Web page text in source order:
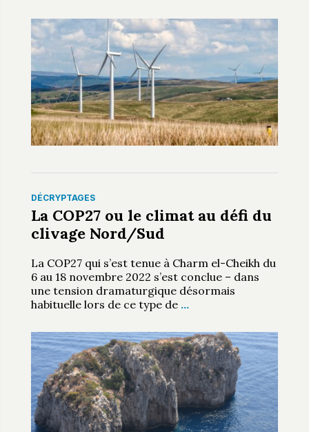
DÉCRYPTAGES
La COP27 ou le climat au défi du
clivage Nord/Sud
La COP27 qui s’est tenue à Charm el-Cheikh du
6 au 18 novembre 2022 s’est conclue – dans
une tension dramaturgique désormais
habituelle lors de ce type de …